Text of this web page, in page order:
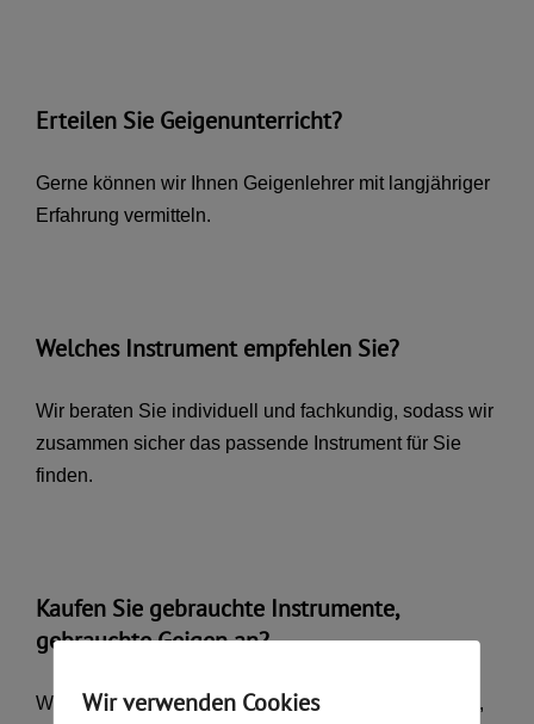
Erteilen Sie Geigenunterricht?
Gerne können wir Ihnen Geigenlehrer mit langjähriger
Erfahrung vermitteln.
Welches Instrument empfehlen Sie?
Wir beraten Sie individuell und fachkundig, sodass wir
zusammen sicher das passende Instrument für Sie
finden.
Kaufen Sie gebrauchte Instrumente,
gebrauchte Geigen an?
Wir nehmen Instrumente, die bei uns gekauft wurden,
Wir verwenden Cookies